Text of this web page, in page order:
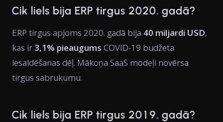
Cik liels bija ERP tirgus 2020. gadā?
ERP tirgus apjoms 2020. gadā bija 40 miljardi USD,
kas ir 3,1% pieaugums COVID-19 budžeta
iesaldēšanas dēļ. Mākoņa SaaS modeļi novērsa
tirgus sabrukumu.
Cik liels bija ERP tirgus 2019. gadā?